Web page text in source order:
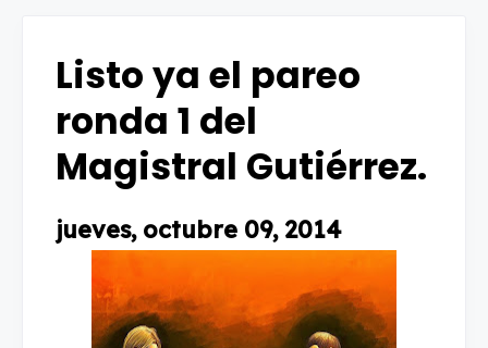
Listo ya el pareo
ronda 1 del
Magistral Gutiérrez.
jueves, octubre 09, 2014